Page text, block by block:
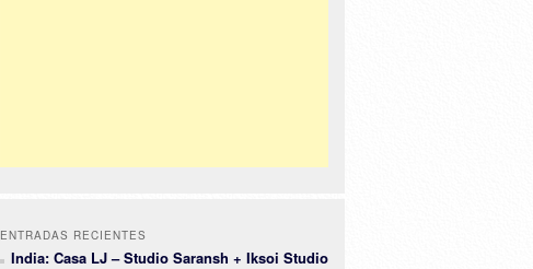
ENTRADAS RECIENTES
India: Casa LJ – Studio Saransh + Iksoi Studio